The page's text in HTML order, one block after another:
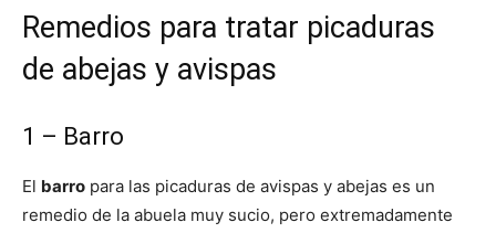
Remedios para tratar picaduras
de abejas y avispas
1 – Barro
El barro para las picaduras de avispas y abejas es un
remedio de la abuela muy sucio, pero extremadamente